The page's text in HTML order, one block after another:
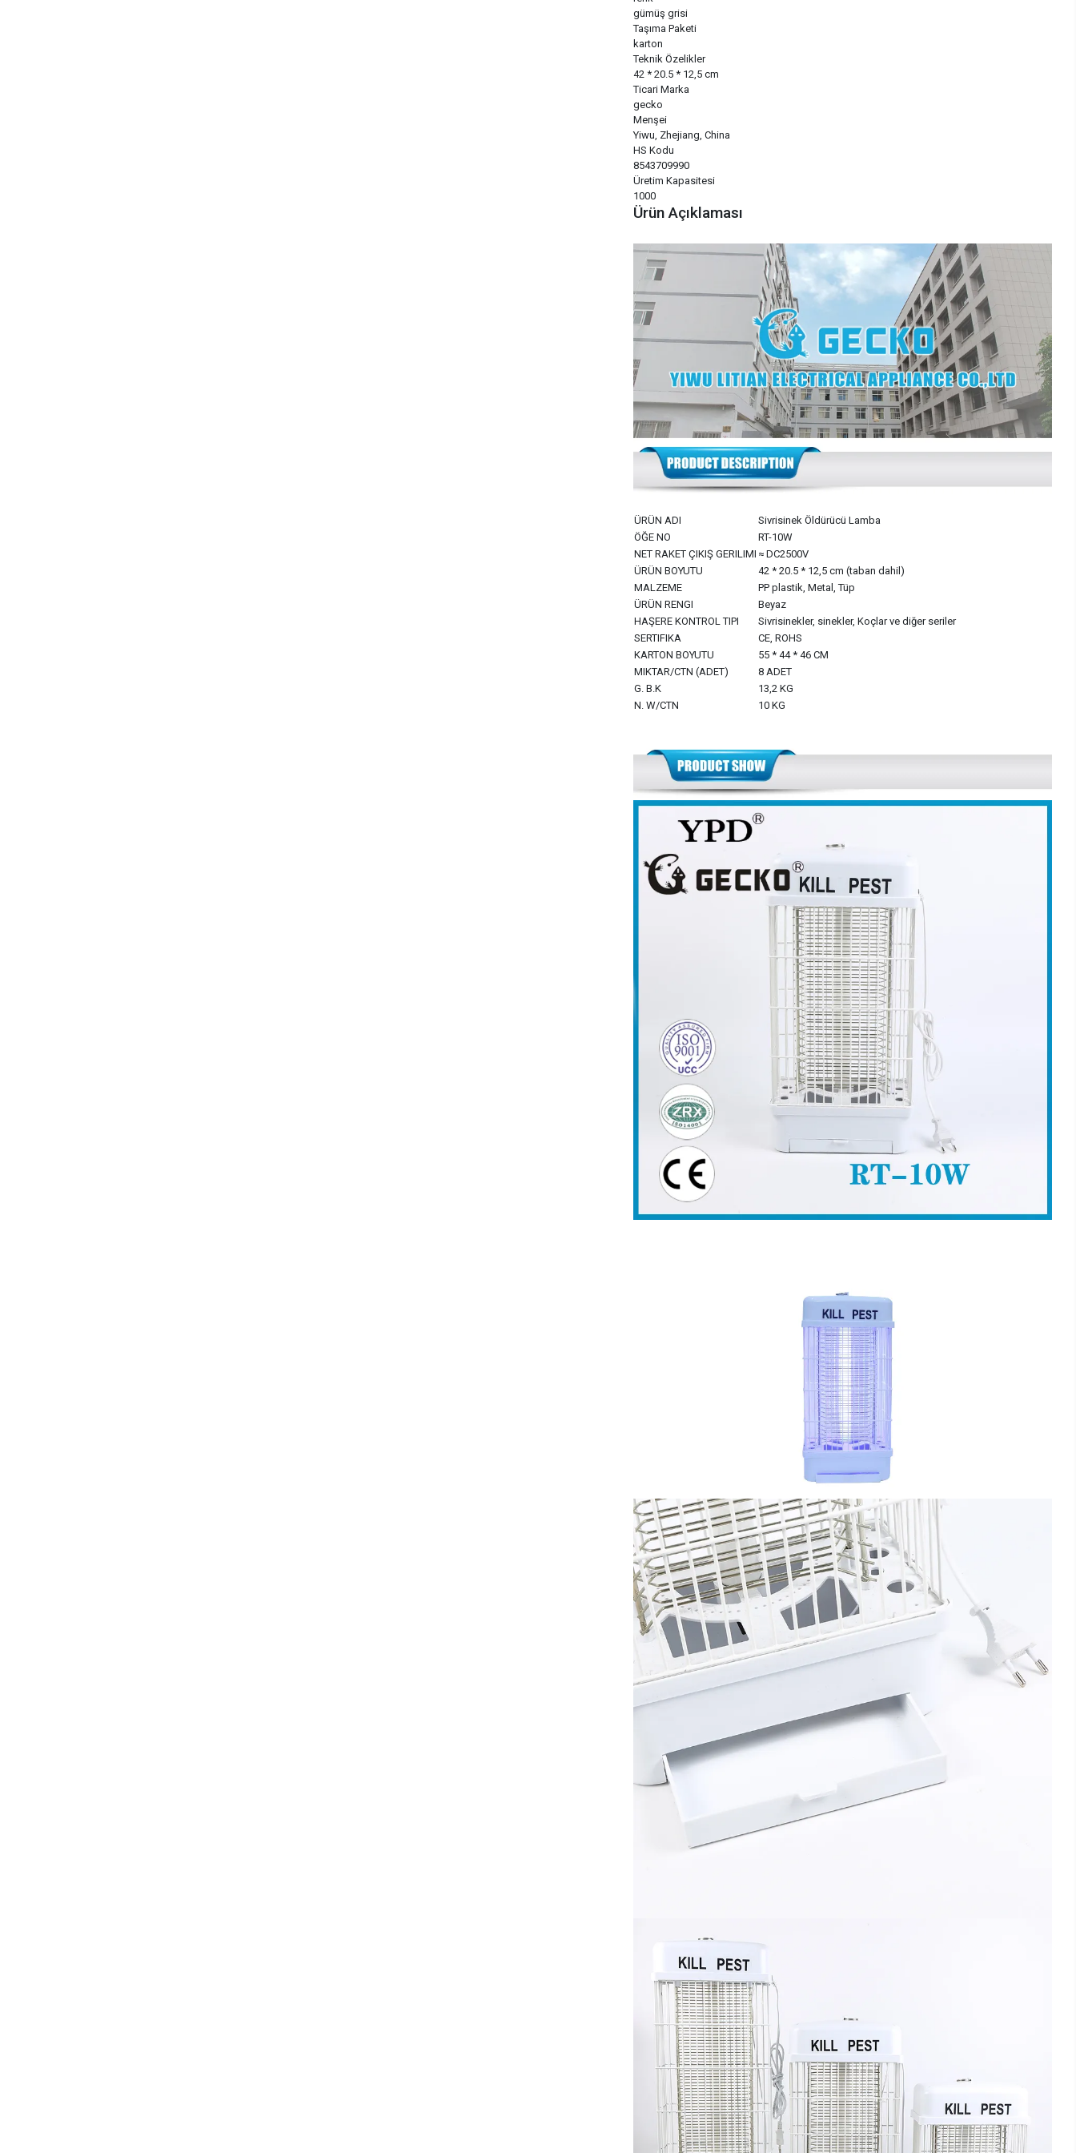
gümüş grisi
Taşıma Paketi
karton
Teknik Özelikler
42 * 20.5 * 12,5 cm
Ticari Marka
gecko
Menşei
Yiwu, Zhejiang, China
HS Kodu
8543709990
Üretim Kapasitesi
1000
Ürün Açıklaması
ÜRÜN ADI
Sivrisinek Öldürücü Lamba
ÖĞE NO
RT-10W
NET RAKET ÇIKIŞ GERILIMI ≈ DC2500V
ÜRÜN BOYUTU
42 * 20.5 * 12,5 cm (taban dahil)
MALZEME
PP plastik, Metal, Tüp
ÜRÜN RENGI
Beyaz
HAŞERE KONTROL TIPI
Sivrisinekler, sinekler, Koçlar ve diğer seriler
SERTIFIKA
CE, ROHS
KARTON BOYUTU
55 * 44 * 46 CM
MIKTAR/CTN (ADET)
8 ADET
G. B.K
13,2 KG
N. W/CTN
10 KG